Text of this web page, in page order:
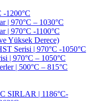
-1200°C
| 970°C – 1030°C
| 970°C -1100°C
Yüksek Derece)
Serisi | 970°C -1050°C
| 970°C – 1050°C
| 500°C – 815°C
SIRLAR | 1186°C-